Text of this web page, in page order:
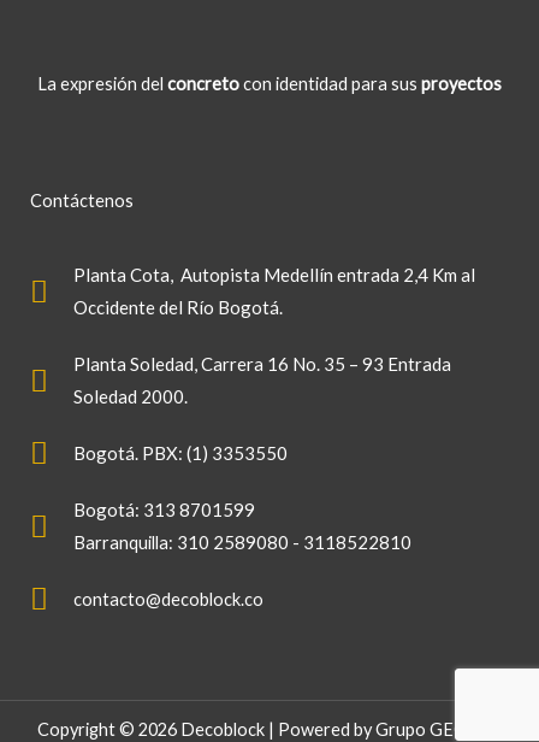
La expresión del concretocon identidad para sus proyectos
Contáctenos
Planta Cota, Autopista Medellín entrada 2,4 Km al
Occidente del Río Bogotá.
Planta Soledad, Carrera 16 No. 35 – 93 Entrada
Soledad 2000.
Bogotá. PBX: (1) 3353550
Bogotá: 313 8701599
Barranquilla: 310 2589080 - 3118522810
contacto@decoblock.co
Copyright © 2026 Decoblock | Powered byGrupo GEO SAS